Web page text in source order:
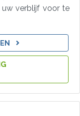
verblijf voor te